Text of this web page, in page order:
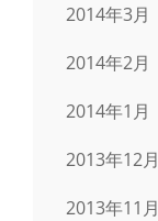
2014年3月
2014年2月
2014年1月
2013年12月
2013年11月